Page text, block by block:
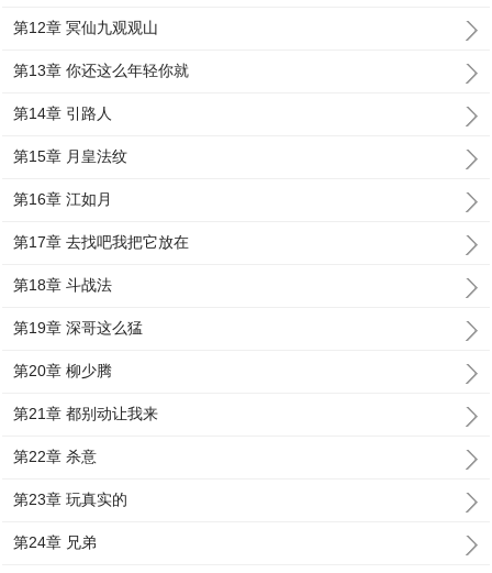
第12章 冥仙九观观山
第13章 你还这么年轻你就
第14章 引路人
第15章 月皇法纹
第16章 江如月
第17章 去找吧我把它放在
第18章 斗战法
第19章 深哥这么猛
第20章 柳少腾
第21章 都别动让我来
第22章 杀意
第23章 玩真实的
第24章 兄弟